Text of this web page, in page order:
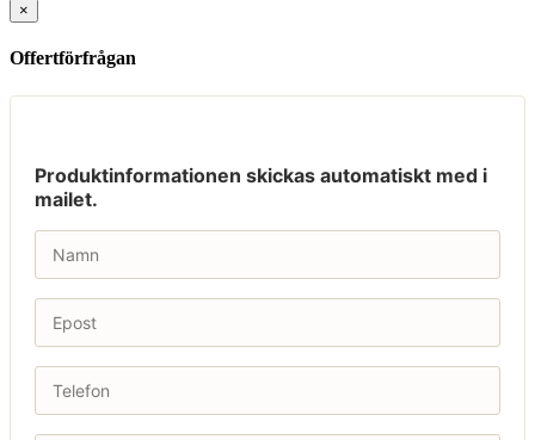
×
Offertförfrågan
Produktinformationen skickas automatiskt med i
mailet.